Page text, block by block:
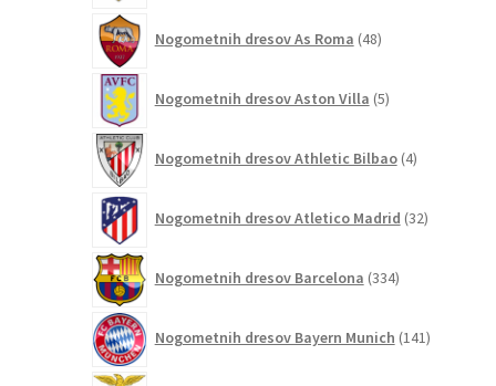
Nogometnih dresov As Roma 48izdelkov
Nogometnih dresov Aston Villa 5izdelkov
Nogometnih dresov Athletic Bilbao 4izdelki
Nogometnih dresov Atletico Madrid 32izdelkov
Nogometnih dresov Barcelona 334izdelkov
Nogometnih dresov Bayern Munich 141izdelkov